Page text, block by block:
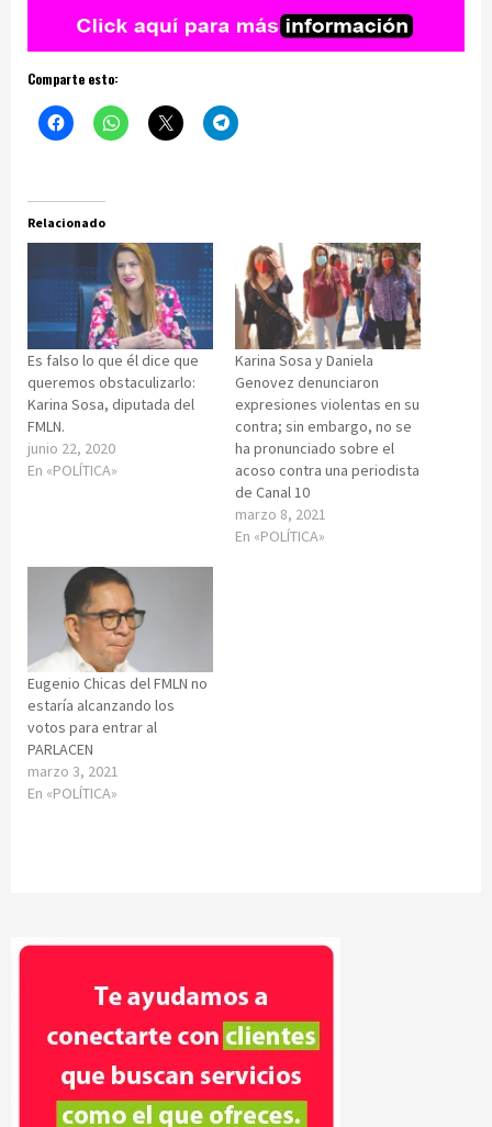
Comparte esto:
Relacionado
Es falso lo que él dice que
queremos obstaculizarlo:
Karina Sosa, diputada del
FMLN.
junio 22, 2020
En «POLÍTICA»
Karina Sosa y Daniela
Genovez denunciaron
expresiones violentas en su
contra; sin embargo, no se
ha pronunciado sobre el
acoso contra una periodista
de Canal 10
marzo 8, 2021
En «POLÍTICA»
Eugenio Chicas del FMLN no
estaría alcanzando los
votos para entrar al
PARLACEN
marzo 3, 2021
En «POLÍTICA»